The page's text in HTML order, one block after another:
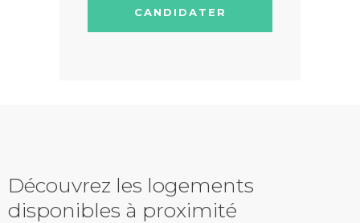
CANDIDATER
Découvrez les logements
disponibles à proximité